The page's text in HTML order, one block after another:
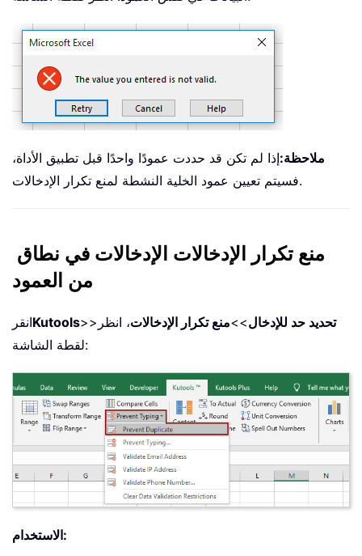
ملاحظة:إذا لم تكن قد حددت عمودًا واحدًا قبل تطبيق الأداة،
فسيتم تعيين عمود الخلية النشطة لمنع تكرار الإدخالات.
منع تكرار الإدخالات الإدخالات في نطاق
من العمود
انقرKutools>> تحديد حد للإدخال>>منع تكرار الإدخالات، انظر
لقطة الشاشة:
الاستخدام: